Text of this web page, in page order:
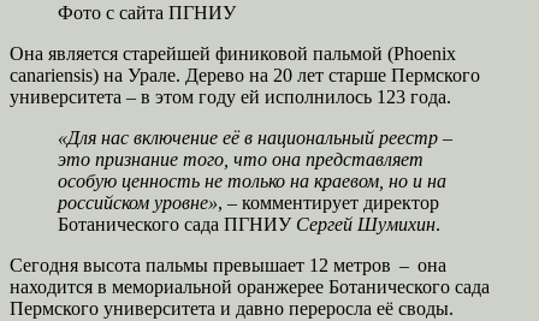
Фото с сайта ПГНИУ
Она является старейшей финиковой пальмой (Phoenix
canariensis) на Урале. Дерево на 20 лет старше Пермского
университета – в этом году ей исполнилось 123 года.
«Для нас включение её в национальный реестр –
это признание того, что она представляет
особую ценность не только на краевом, но и на
российском уровне», – комментирует директор
Ботанического сада ПГНИУ Сергей Шумихин.
Сегодня высота пальмы превышает 12 метров – она
находится в мемориальной оранжерее Ботанического сада
Пермского университета и давно переросла её своды.